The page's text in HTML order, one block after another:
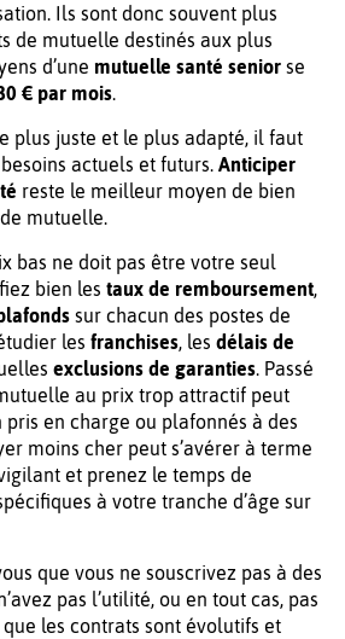
Ils sont donc souvent plus
de mutuelle destinés aux plus
d’une mutuelle santé senior se
€ par mois.
plus juste et le plus adapté, il faut
actuels et futurs. Anticiper
reste le meilleur moyen de bien
mutuelle.
bas ne doit pas être votre seul
bien les taux de remboursement,
sur chacun des postes de
les franchises, les délais de
exclusions de garanties. Passé
au prix trop attractif peut
pris en charge ou plafonnés à des
moins cher peut s’avérer à terme
et prenez le temps de
à votre tranche d’âge sur
que vous ne souscrivez pas à des
pas l’utilité, ou en tout cas, pas
les contrats sont évolutifs et